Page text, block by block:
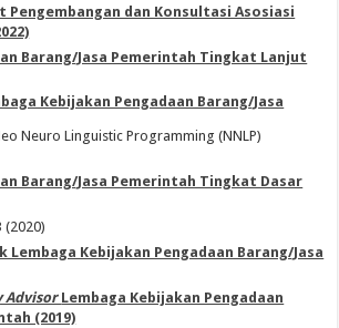
Pengembangan dan Konsultasi Asosiasi
Barang/Jasa Pemerintah Tingkat Lanjut
Kebijakan Pengadaan Barang/Jasa
Neuro Linguistic Programming (NNLP)
Barang/Jasa Pemerintah Tingkat Dasar
(2020)
Lembaga Kebijakan Pengadaan Barang/Jasa
Advisor Lembaga Kebijakan Pengadaan
(2019)